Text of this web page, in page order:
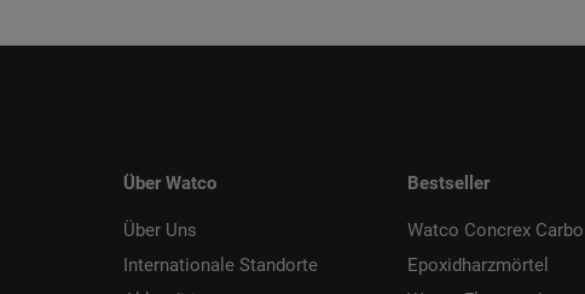
Über Watco
Über Uns
Internationale Standorte
Bestseller
Watco Concrex
Epoxidharzmörtel